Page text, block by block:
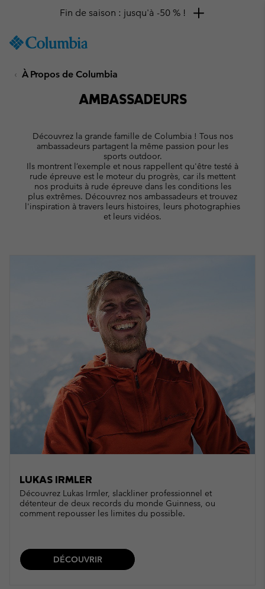
TO
SKIP
SKIP
TO
Remise de 10 % à saisir
À Propos de Columbia
AMBASSADEURS
Découvrez la grande famille de Columbia ! Tous nos
ambassadeurs partagent la même passion pour les
sports outdoor.
Ils montrent l’exemple et nous rappellent qu'être testé à
rude épreuve est le moteur du progrès, car ils mettent
nos produits à rude épreuve dans les conditions les
plus extrêmes. Découvrez nos ambassadeurs et trouvez
l'inspiration à travers leurs histoires, leurs photographies
et leurs vidéos.
LUKAS IRMLER
Découvrez Lukas Irmler, slackliner professionnel et
détenteur de deux records du monde Guinness, ou
comment repousser les limites du possible.
DÉCOUVRIR